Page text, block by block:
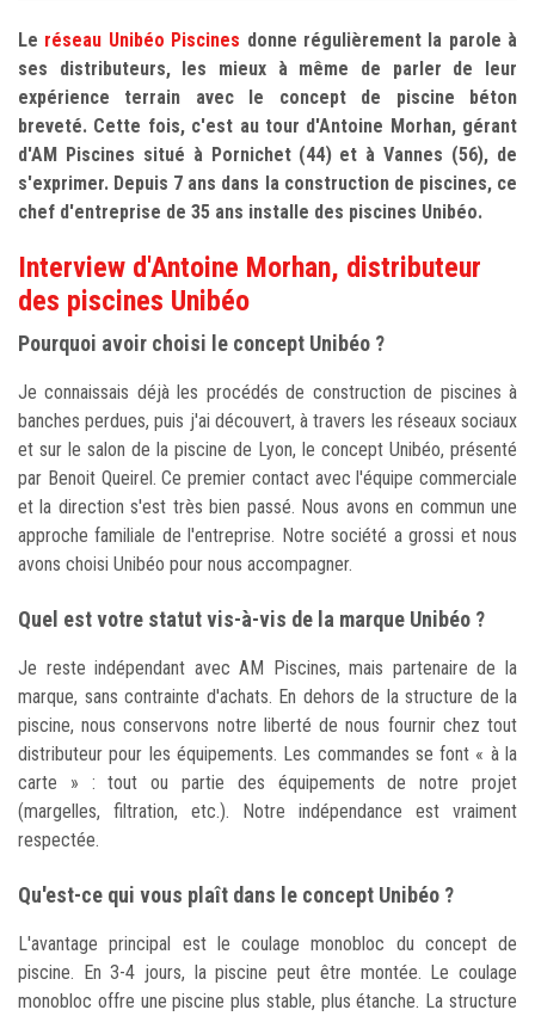
Le réseau Unibéo Piscines donne régulièrement la parole à
ses distributeurs, les mieux à même de parler de leur
expérience terrain avec le concept de piscine béton
breveté. Cette fois, c'est au tour d'Antoine Morhan, gérant
d'AM Piscines situé à Pornichet (44) et à Vannes (56), de
s'exprimer. Depuis 7 ans dans la construction de piscines, ce
chef d'entreprise de 35 ans installe des piscines Unibéo.
Interview d'Antoine Morhan, distributeur
des piscines Unibéo
Pourquoi avoir choisi le concept Unibéo ?
Je connaissais déjà les procédés de construction de piscines à
banches perdues, puis j'ai découvert, à travers les réseaux sociaux
et sur le salon de la piscine de Lyon, le concept Unibéo, présenté
par Benoit Queirel. Ce premier contact avec l'équipe commerciale
et la direction s'est très bien passé. Nous avons en commun une
approche familiale de l'entreprise. Notre société a grossi et nous
avons choisi Unibéo pour nous accompagner.
Quel est votre statut vis-à-vis de la marque Unibéo ?
Je reste indépendant avec AM Piscines, mais partenaire de la
marque, sans contrainte d'achats. En dehors de la structure de la
piscine, nous conservons notre liberté de nous fournir chez tout
distributeur pour les équipements. Les commandes se font « à la
carte » : tout ou partie des équipements de notre projet
(margelles, filtration, etc.). Notre indépendance est vraiment
respectée.
Qu'est-ce qui vous plaît dans le concept Unibéo ?
L'avantage principal est le coulage monobloc du concept de
piscine. En 3-4 jours, la piscine peut être montée. Le coulage
monobloc offre une piscine plus stable, plus étanche. La structure